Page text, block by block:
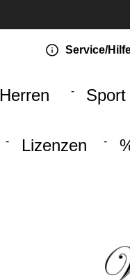
Service/
Herren
Lizenzen